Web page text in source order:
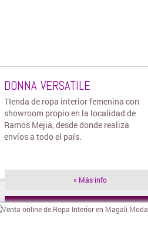
DONNA VERSATILE
TIenda de ropa interior femenina con
showroom propio en la localidad de
Ramos Mejia, desde donde realiza
envíos a todo el país.
» Más info
» Visitar tienda